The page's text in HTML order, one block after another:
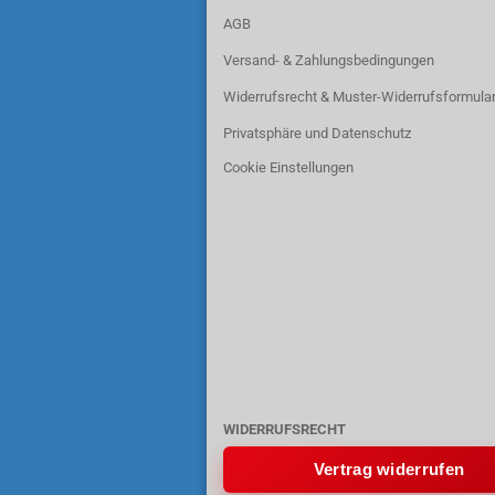
AGB
Versand- & Zahlungsbedingungen
Widerrufsrecht & Muster-Widerrufsformular
Privatsphäre und Datenschutz
Cookie Einstellungen
WIDERRUFSRECHT
Vertrag widerrufen